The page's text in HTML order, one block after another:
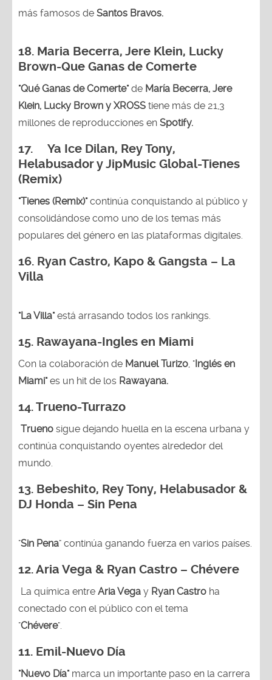
más famosos de Santos Bravos.
18. Maria Becerra, Jere Klein, Lucky
Brown-Que Ganas de Comerte
"Qué Ganas de Comerte"de María Becerra, Jere
Klein, Lucky Brown y XROSS tiene más de 21,3
millones de reproducciones en Spotify.
17. Ya Ice Dilan, Rey Tony,
Helabusador y JipMusic Global-Tienes
(Remix)
"Tienes (Remix)"continúa conquistando al público y
consolidándose como uno de los temas más
populares del género en las plataformas digitales.
16. Ryan Castro, Kapo & Gangsta – La
Villa
"La Villa"está arrasando todos los rankings.
15. Rawayana-Ingles en Miami
Con la colaboración de Manuel Turizo , "Inglés en
Miami"es un hit de los Rawayana.
14.Trueno-Turrazo
Trueno sigue dejando huella en la escena urbana y
continúa conquistando oyentes alrededor del
mundo.
13. Bebeshito, Rey Tony, Helabusador &
DJ Honda – Sin Pena
"Sin Pena" continúa ganando fuerza en varios países.
12. Aria Vega & Ryan Castro – Chévere
La química entre Aria Vega y Ryan Castro ha
conectado con el público con el tema
"Chévere".
11. Emil-Nuevo Día
"Nuevo Día"marca un importante paso en la carrera